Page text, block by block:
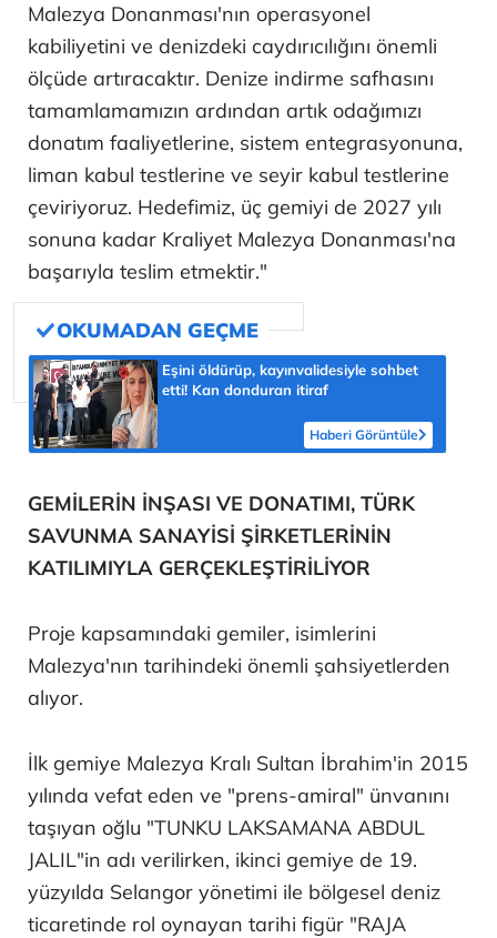
Malezya Donanması'nın operasyonel
kabiliyetini ve denizdeki caydırıcılığını önemli
ölçüde artıracaktır. Denize indirme safhasını
tamamlamamızın ardından artık odağımızı
donatım faaliyetlerine, sistem entegrasyonuna,
liman kabul testlerine ve seyir kabul testlerine
çeviriyoruz. Hedefimiz, üç gemiyi de 2027 yılı
sonuna kadar Kraliyet Malezya Donanması'na
başarıyla teslim etmektir."
Eşini öldürüp, kayınvalidesiyle sohbet
etti! Kan donduran itiraf
Haberi Görüntüle
GEMİLERİN İNŞASI VE DONATIMI, TÜRK
SAVUNMA SANAYİSİ ŞİRKETLERİNİN
KATILIMIYLA GERÇEKLEŞTİRİLİYOR
Proje kapsamındaki gemiler, isimlerini
Malezya'nın tarihindeki önemli şahsiyetlerden
alıyor.
İlk gemiye Malezya Kralı Sultan İbrahim'in 2015
yılında vefat eden ve "prens-amiral" ünvanını
taşıyan oğlu "TUNKU LAKSAMANA ABDUL
JALIL"in adı verilirken, ikinci gemiye de 19.
yüzyılda Selangor yönetimi ile bölgesel deniz
ticaretinde rol oynayan tarihi figür "RAJA